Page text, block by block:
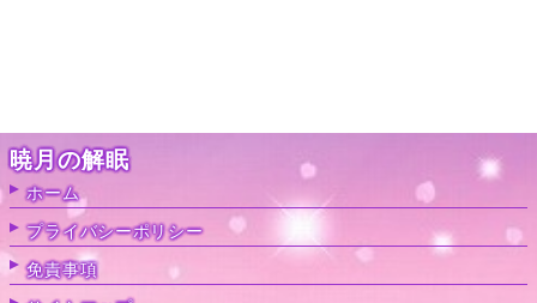
暁月の解眠
ホーム
プライバシーポリシー
免責事項